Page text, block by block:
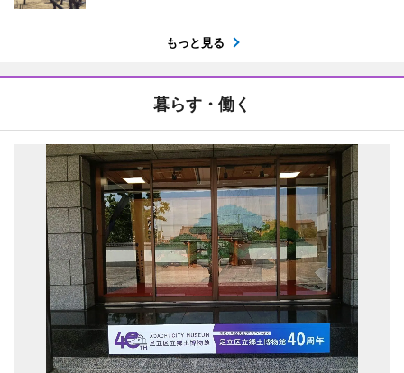
もっと見る
暮らす・働く